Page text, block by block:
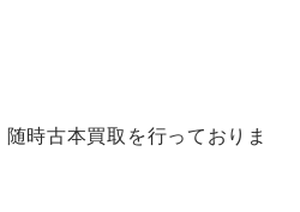
時古本買取を行っておりま